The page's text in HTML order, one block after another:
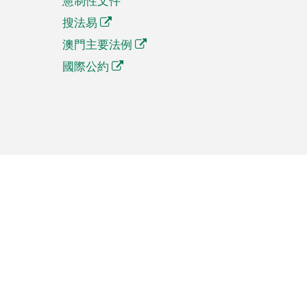
搜法易
澳門主要法例
國際公約